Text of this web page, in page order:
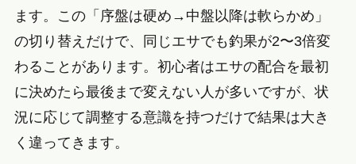
ます。この「序盤は硬め→中盤以降は軟らかめ」
の切り替えだけで、同じエサでも釣果が2〜3倍変
わることがあります。初心者はエサの配合を最初
に決めたら最後まで変えない人が多いですが、状
況に応じて調整する意識を持つだけで結果は大き
く違ってきます。